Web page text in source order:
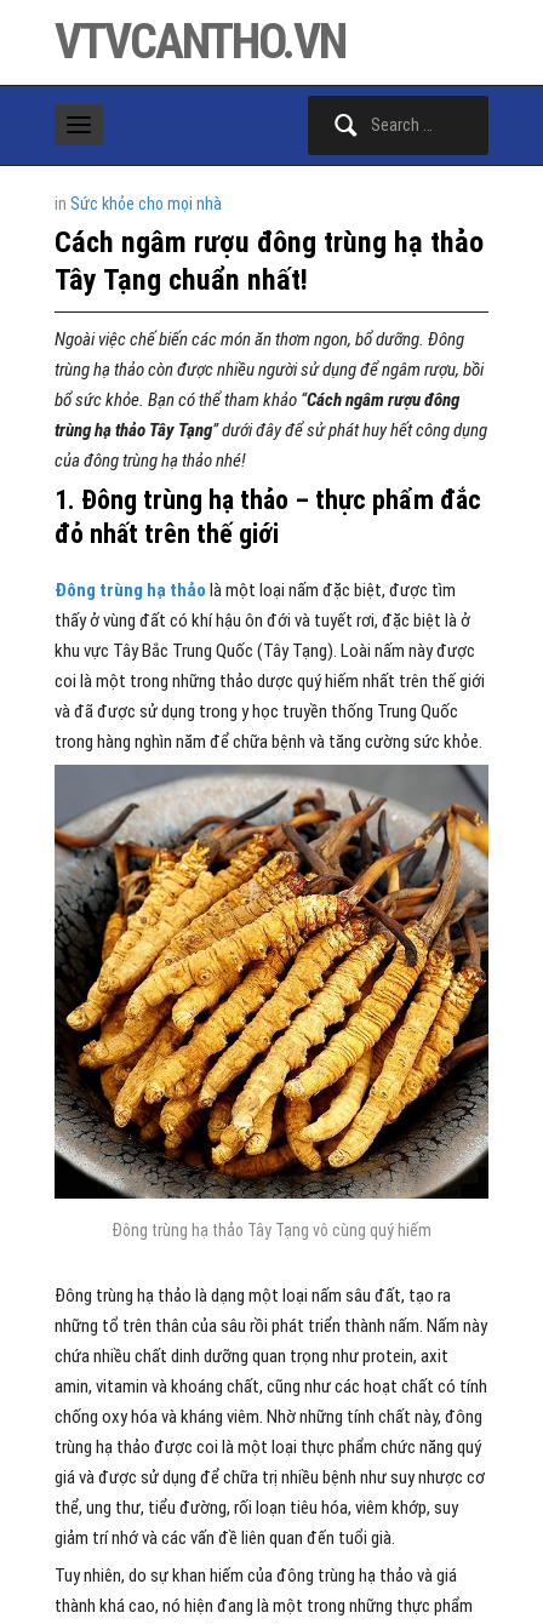
VTVCANTHO.VN
in Sức khỏe cho mọi nhà
Cách ngâm rượu đông trùng hạ thảo
Tây Tạng chuẩn nhất!
Ngoài việc chế biến các món ăn thơm ngon, bổ dưỡng. Đông
trùng hạ thảo còn được nhiều người sử dụng để ngâm rượu, bồi
bổ sức khỏe. Bạn có thể tham khảo “Cách ngâm rượu đông
trùng hạ thảo Tây Tạng” dưới đây để sử phát huy hết công dụng
của đông trùng hạ thảo nhé!
1. Đông trùng hạ thảo – thực phẩm đắc
đỏ nhất trên thế giới
Đông trùng hạ thảo là một loại nấm đặc biệt, được tìm
thấy ở vùng đất có khí hậu ôn đới và tuyết rơi, đặc biệt là ở
khu vực Tây Bắc Trung Quốc (Tây Tạng). Loài nấm này được
coi là một trong những thảo dược quý hiếm nhất trên thế giới
và đã được sử dụng trong y học truyền thống Trung Quốc
trong hàng nghìn năm để chữa bệnh và tăng cường sức khỏe.
Đông trùng hạ thảo Tây Tạng vô cùng quý hiếm
Đông trùng hạ thảo là dạng một loại nấm sâu đất, tạo ra
những tổ trên thân của sâu rồi phát triển thành nấm. Nấm này
chứa nhiều chất dinh dưỡng quan trọng như protein, axit
amin, vitamin và khoáng chất, cũng như các hoạt chất có tính
chống oxy hóa và kháng viêm. Nhờ những tính chất này, đông
trùng hạ thảo được coi là một loại thực phẩm chức năng quý
giá và được sử dụng để chữa trị nhiều bệnh như suy nhược cơ
thể, ung thư, tiểu đường, rối loạn tiêu hóa, viêm khớp, suy
giảm trí nhớ và các vấn đề liên quan đến tuổi già.
Tuy nhiên, do sự khan hiếm của đông trùng hạ thảo và giá
thành khá cao, nó hiện đang là một trong những thực phẩm